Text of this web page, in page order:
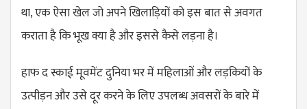
था, एक ऐसा खेल जो अपने खिलाड़ियों को इस बात से अवगत
कराता है कि भूख क्या है और इससे कैसे लड़ना है।
हाफ द स्काई मूवमेंट दुनिया भर में महिलाओं और लड़कियों के
उत्पीड़न और उसे दूर करने के लिए उपलब्ध अवसरों के बारे में